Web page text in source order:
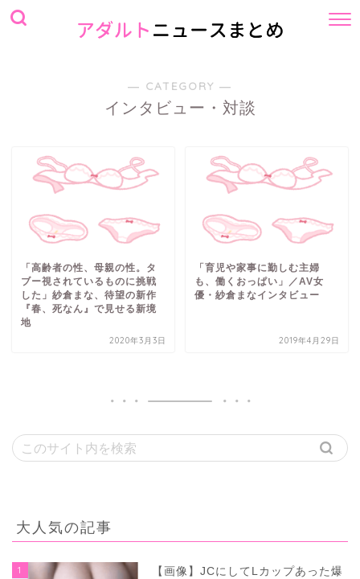
― CATEGORY ―
インタビュー・対談
「高齢者の性、母親の性。タ
ブー視されているものに挑戦
した」紗倉まな、待望の新作
『春、死なん』で見せる新境
地
2020年3月3日
「育児や家事に勤しむ主婦
も、働くおっぱい」／AV女
優・紗倉まなインタビュー
2019年4月29日
大人気の記事
1
【画像】JCにしてLカップあった爆